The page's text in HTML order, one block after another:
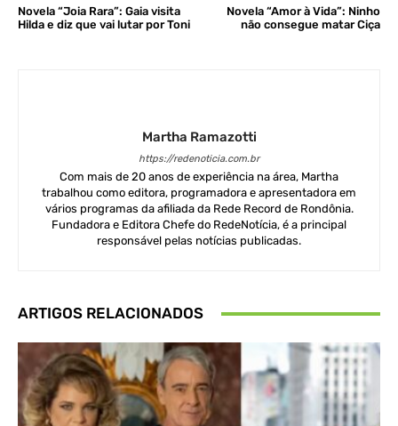
Novela “Joia Rara”: Gaia visita
Hilda e diz que vai lutar por Toni
Novela “Amor à Vida”: Ninho
não consegue matar Ciça
Martha Ramazotti
https://redenoticia.com.br
Com mais de 20 anos de experiência na área, Martha
trabalhou como editora, programadora e apresentadora em
vários programas da afiliada da Rede Record de Rondônia.
Fundadora e Editora Chefe do RedeNotícia, é a principal
responsável pelas notícias publicadas.
ARTIGOS RELACIONADOS